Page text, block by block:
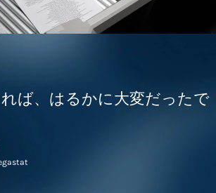
れば、はるかに大変だったで